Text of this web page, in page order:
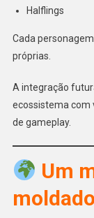
Halflings
Cada
próprias.
A integração
ecossistema com
de gameplay.
Um